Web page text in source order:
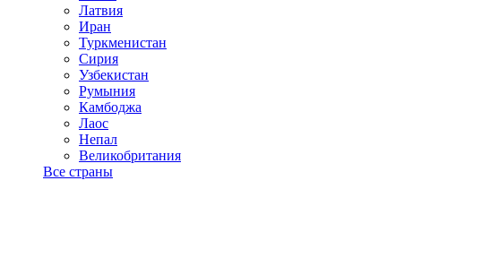
Латвия
Иран
Туркменистан
Сирия
Узбекистан
Румыния
Камбоджа
Лаос
Непал
Великобритания
Все страны